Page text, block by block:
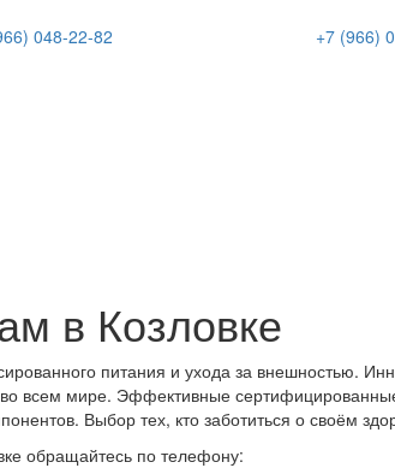
048-22-82 +7 (966)
в Козловке
питания и ухода за внешностью.
всем мире. Эффективные
Выбор тех, кто заботиться о своём
обращайтесь по телефону: